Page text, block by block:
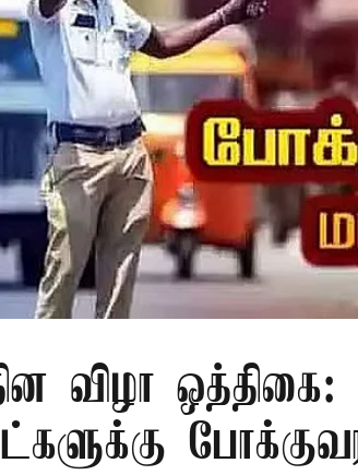
தின விழா